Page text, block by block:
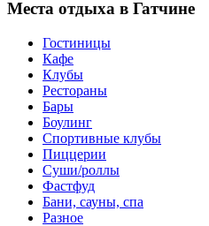
Места отдыха в Гатчине
Гостиницы
Кафе
Клубы
Рестораны
Бары
Боулинг
Спортивные клубы
Пиццерии
Суши/роллы
Фастфуд
Бани, сауны, спа
Разное